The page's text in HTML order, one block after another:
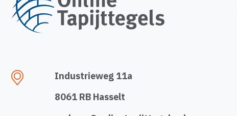
Industrieweg 11a
8061 RB Hasselt